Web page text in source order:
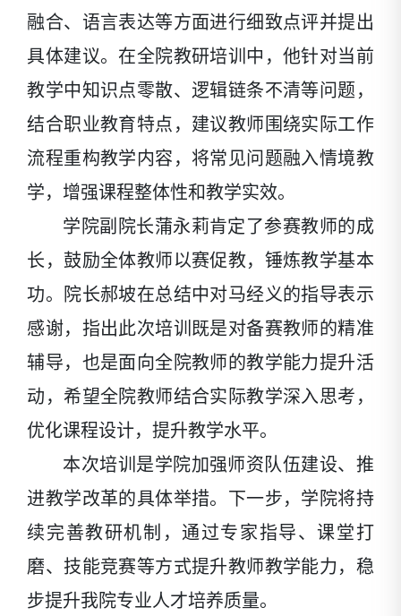
融合、语言表达等方面进行细致点评并提出
具体建议。在全院教研培训中，他针对当前
教学中知识点零散、逻辑链条不清等问题，
结合职业教育特点，建议教师围绕实际工作
流程重构教学内容，将常见问题融入情境教
学，增强课程整体性和教学实效。
学院副院长蒲永莉肯定了参赛教师的成
长，鼓励全体教师以赛促教，锤炼教学基本
功。院长郝坡在总结中对马经义的指导表示
感谢，指出此次培训既是对备赛教师的精准
辅导，也是面向全院教师的教学能力提升活
动，希望全院教师结合实际教学深入思考，
优化课程设计，提升教学水平。
本次培训是学院加强师资队伍建设、推
进教学改革的具体举措。下一步，学院将持
续完善教研机制，通过专家指导、课堂打
磨、技能竞赛等方式提升教师教学能力，稳
步提升我院专业人才培养质量。